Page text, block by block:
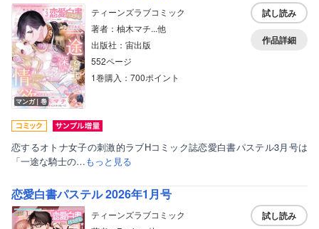
マンガ｜巻
ティーンズラブコミック
著者：柚木マチ...他
出版社：宙出版
552ページ
1巻購入：700ポイント
試し読み
作品詳細
恋するオトナ女子の刺激的ラブHコミック誌恋愛白書パステル3月号は
「一途な騎士の…もっと見る
恋愛白書パステル 2026年1月号
ティーンズラブコミック
試し読み